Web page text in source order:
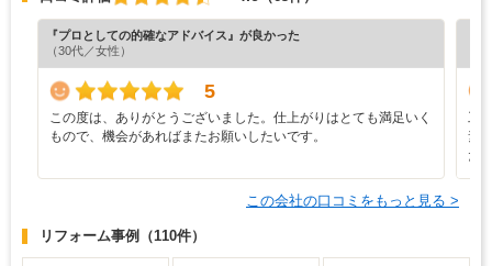
『プロとしての的確なアドバイス』が良かった
（30代／女性）
5
この度は、ありがとうございました。仕上がりはとても満足いく
もので、機会があればまたお願いしたいです。
工
素
た
この会社の口コミをもっと見る >
リフォーム事例 （110件）